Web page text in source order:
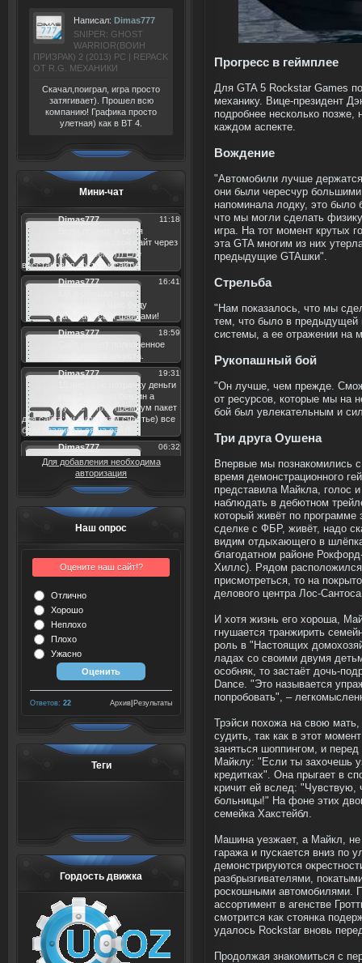
Написал: Dimas777
SNIPER: GHOST
WARRIOR(ВОИН
ПРИЗРАК) 2 (2013) РС | REPACK
ОТ R.G. МЕХАНИКИ
Скачал,поиграл, игра просто
затягивает). Прошел всю
компанию! Графика просто
улетная) как в BT 4.
Мини-чат
Для добавления необходима
авторизация
Наш опрос
Оцените наш сайт!?
Отлично
Хорошо
Неплохо
Плохо
Ужасно
Ответов: 22 Результаты
Архив
Теги
Гордость движка
Прогресс в геймплее
Для GTA 5 Rockstar Games
механику. Вице-президент
подробнее несколько
каждом аспекте.
Вождение
"Автомобили лучше
они были чересчур
напоминала лодку, это
что мы могли сделать
игра. На тот момент крутых
эта GTA многим из них
предыдущие GTAшки".
Стрельба
"Нам показалось, что мы
тем, что было в предыдущей
системы, а ее отражении на
Рукопашный бой
"Он лучше, чем прежде.
от ресурсов, которые мы на
бой был увлекательным и
Три друга Оушена
Впервые мы познакомились
время демонстрационного
представила Майкла, голос
наблюдать в дебютном
который живёт по программе
сделке с ФБР, живёт, надо
видим отдыхающего в
благодатном районе
Хиллс). Рядом
присмотреться, то на
делового центра Лос-
И хотя жизнь его хороша,
гнушается транжирить
роль в "Настоящих
ладах со своими двумя
особняк, то застаёт дочь-
Dance. "Это называется
попробовать", –
Трэйси похожа на свою
судить, так как в этот
заняться шоппингом, и
Майклу: "Если ты захочешь
кредитках". Она прыгает в
кричит ей вслед: "Чувствую,
больницы!" На фоне этих
семейка Хакстейбл.
Машина уезжает, а Майкл, не
гаража и пускается вниз по
демонстрируются
разбрызгивателями,
роскошными автомобилями.
ассортимент в агенстве
смотрится как стоянка
удалось Rockstar вновь
Продолжая знакомиться с